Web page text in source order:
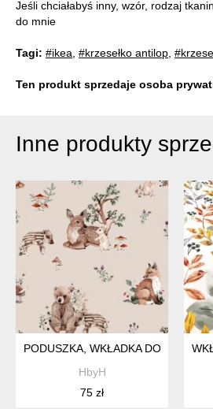
Jeśli chciałabyś inny, wzór, rodzaj
do mnie
Tagi: #ikea #krzesełko antilop
Ten produkt sprzedaje osoba
Inne produkty
PODUSZKA, WKŁADKA DO
HbyH
75 zł